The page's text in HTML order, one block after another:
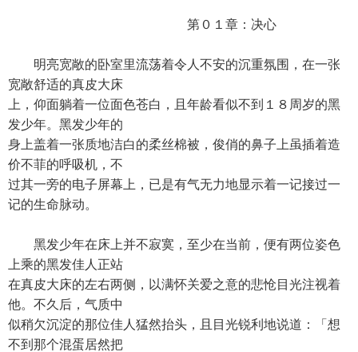
第０１章：决心
明亮宽敞的卧室里流荡着令人不安的沉重氛围，在一张
宽敞舒适的真皮大床
上，仰面躺着一位面色苍白，且年龄看似不到１８周岁的黑
发少年。黑发少年的
身上盖着一张质地洁白的柔丝棉被，俊俏的鼻子上虽插着造
价不菲的呼吸机，不
过其一旁的电子屏幕上，已是有气无力地显示着一记接过一
记的生命脉动。
黑发少年在床上并不寂寞，至少在当前，便有两位姿色
上乘的黑发佳人正站
在真皮大床的左右两侧，以满怀关爱之意的悲怆目光注视着
他。不久后，气质中
似稍欠沉淀的那位佳人猛然抬头，且目光锐利地说道：「想
不到那个混蛋居然把